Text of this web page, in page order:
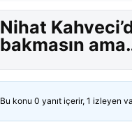
Nihat
bakmasın
Bu konu 0 yanıt içerir, 1 izleyen